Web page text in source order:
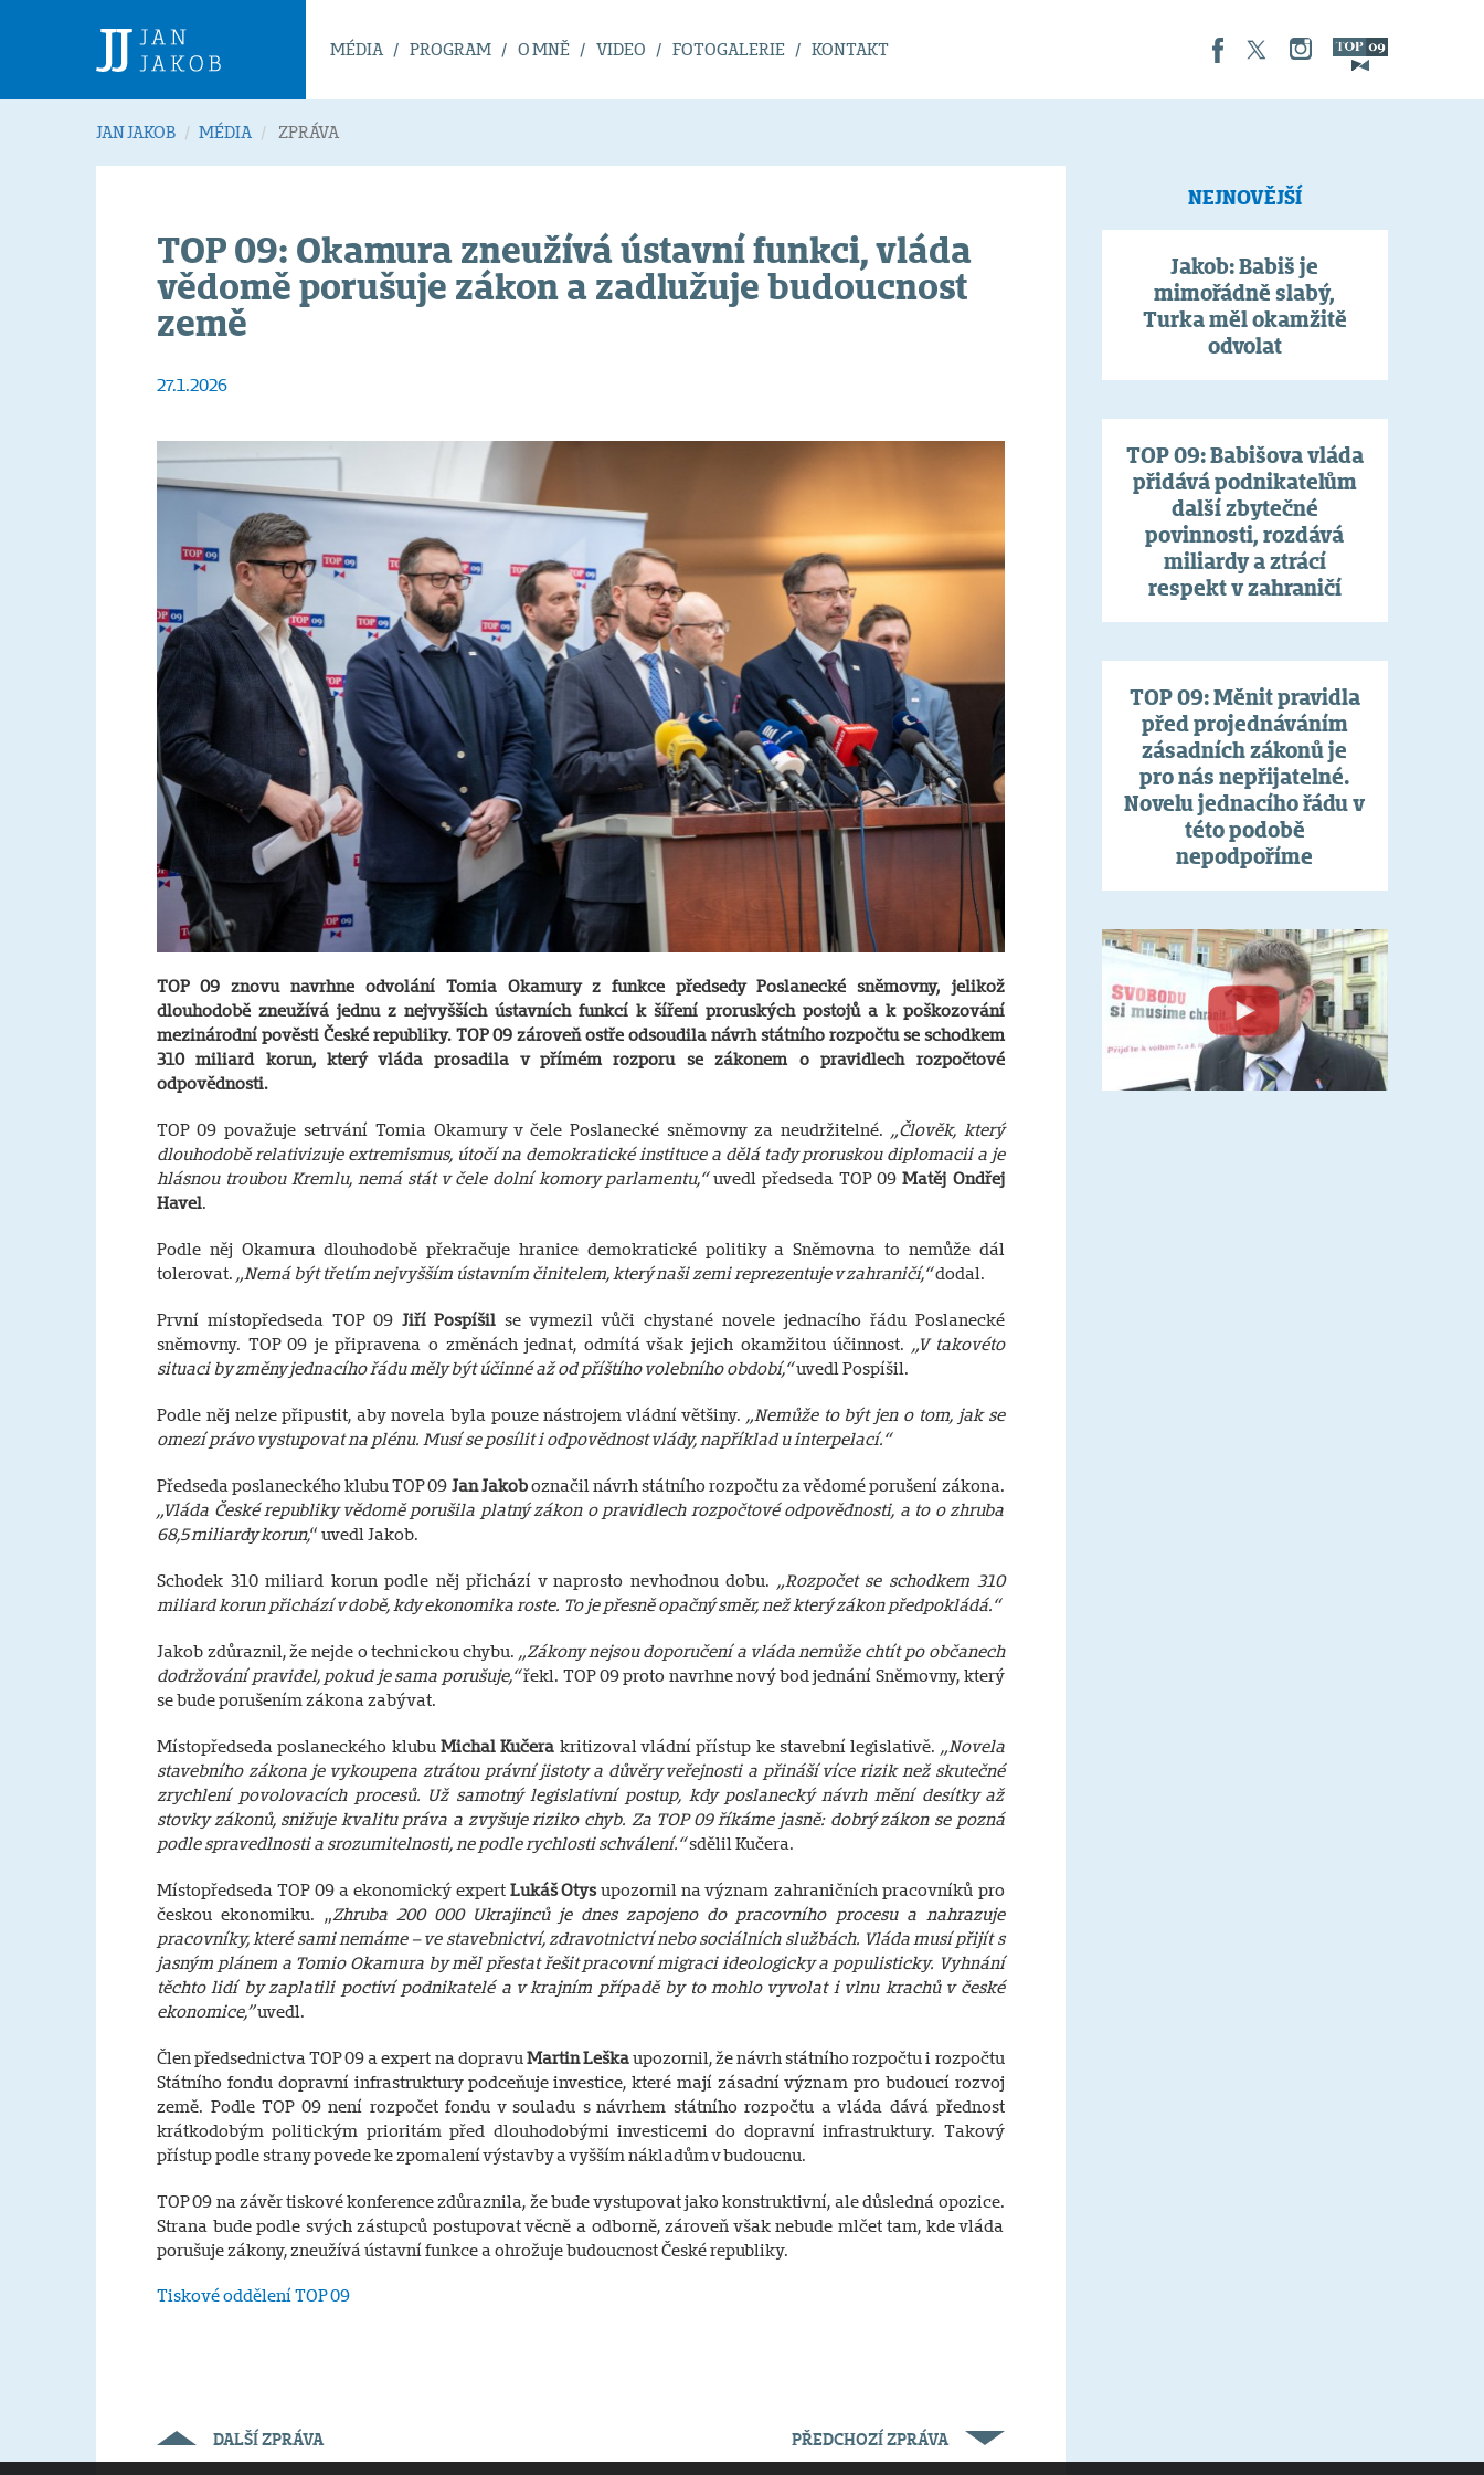
MÉDIA PROGRAM O MNĚ VIDEO FOTOGALERIE KONTAKT
JAN JAKOB MÉDIA ZPRÁVA
TOP 09: Okamura zneužívá ústavní funkci, vláda
vědomě porušuje zákon a zadlužuje budoucnost
země
27.1.2026
TOP 09 znovu navrhne odvolání Tomia Okamury z funkce předsedy Poslanecké sněmovny, jelikož
dlouhodobě zneužívá jednu z nejvyšších ústavních funkcí k šíření proruských postojů a k poškozování
mezinárodní pověsti České republiky. TOP 09 zároveň ostře odsoudila návrh státního rozpočtu se schodkem
310 miliard korun, který vláda prosadila v přímém rozporu se zákonem o pravidlech rozpočtové
odpovědnosti.
TOP 09 považuje setrvání Tomia Okamury v čele Poslanecké sněmovny za neudržitelné. „Člověk, který
dlouhodobě relativizuje extremismus, útočí na demokratické instituce a dělá tady proruskou diplomacii a je
hlásnou troubou Kremlu, nemá stát v čele dolní komory parlamentu,“uvedl předseda TOP 09Matěj Ondřej
Havel.
Podle něj Okamura dlouhodobě překračuje hranice demokratické politiky a Sněmovna to nemůže dál
tolerovat. „Nemá být třetím nejvyšším ústavním činitelem, který naši zemi reprezentuje v zahraničí,“dodal.
První místopředseda TOP 09 Jiří Pospíšil se vymezil vůči chystané novele jednacího řádu Poslanecké
sněmovny. TOP 09 je připravena o změnách jednat, odmítá však jejich okamžitou účinnost. „V takovéto
situaci by změny jednacího řádu měly být účinné až od příštího volebního období,“uvedl Pospíšil.
Podle něj nelze připustit, aby novela byla pouze nástrojem vládní většiny. „Nemůže to být jen o tom, jak se
omezí právo vystupovat na plénu. Musí se posílit i odpovědnost vlády, například u interpelací.“
Předseda poslaneckého klubu TOP 09 Jan Jakoboznačil návrh státního rozpočtu za vědomé porušení zákona.
„Vláda České republiky vědomě porušila platný zákon o pravidlech rozpočtové odpovědnosti, a to o zhruba
68,5 miliardy korun,“ uvedl Jakob.
Schodek 310 miliard korun podle něj přichází v naprosto nevhodnou dobu. „Rozpočet se schodkem 310
miliard korun přichází v době, kdy ekonomika roste. To je přesně opačný směr, než který zákon předpokládá.“
Jakob zdůraznil, že nejde o technickou chybu. „Zákony nejsou doporučení a vláda nemůže chtít po občanech
dodržování pravidel, pokud je sama porušuje,“řekl. TOP 09 proto navrhne nový bod jednání Sněmovny, který
se bude porušením zákona zabývat.
Místopředseda poslaneckého klubu Michal Kučera kritizoval vládní přístup ke stavební legislativě. „Novela
stavebního zákona je vykoupena ztrátou právní jistoty a důvěry veřejnosti a přináší více rizik než skutečné
zrychlení povolovacích procesů. Už samotný legislativní postup, kdy poslanecký návrh mění desítky až
stovky zákonů, snižuje kvalitu práva a zvyšuje riziko chyb. Za TOP 09 říkáme jasně: dobrý zákon se pozná
podle spravedlnosti a srozumitelnosti, ne podle rychlosti schválení.“sdělil Kučera.
Místopředseda TOP 09 a ekonomický expertLukáš Otysupozornil na význam zahraničních pracovníků pro
českou ekonomiku. „Zhruba 200 000 Ukrajinců je dnes zapojeno do pracovního procesu a nahrazuje
pracovníky, které sami nemáme – ve stavebnictví, zdravotnictví nebo sociálních službách. Vláda musí přijít s
jasným plánem a Tomio Okamura by měl přestat řešit pracovní migraci ideologicky a populisticky. Vyhnání
těchto lidí by zaplatili poctiví podnikatelé a v krajním případě by to mohlo vyvolat i vlnu krachů v české
ekonomice,”uvedl.
Člen předsednictva TOP 09 a expert na dopravu Martin Leškaupozornil, že návrh státního rozpočtu i rozpočtu
Státního fondu dopravní infrastruktury podceňuje investice, které mají zásadní význam pro budoucí rozvoj
země. Podle TOP 09 není rozpočet fondu v souladu s návrhem státního rozpočtu a vláda dává přednost
krátkodobým politickým prioritám před dlouhodobými investicemi do dopravní infrastruktury. Takový
přístup podle strany povede ke zpomalení výstavby a vyšším nákladům v budoucnu.
TOP 09 na závěr tiskové konference zdůraznila, že bude vystupovat jako konstruktivní, ale důsledná opozice.
Strana bude podle svých zástupců postupovat věcně a odborně, zároveň však nebude mlčet tam, kde vláda
porušuje zákony, zneužívá ústavní funkce a ohrožuje budoucnost České republiky.
Tiskové oddělení TOP 09
DALŠÍ ZPRÁVA PŘEDCHOZÍ ZPRÁVA
NEJNOVĚJŠÍ
Jakob: Babiš je
mimořádně slabý,
Turka měl okamžitě
odvolat
TOP 09: Babišova vláda
přidává podnikatelům
další zbytečné
povinnosti, rozdává
miliardy a ztrácí
respekt v zahraničí
TOP 09: Měnit pravidla
před projednáváním
zásadních zákonů je
pro nás nepřijatelné.
Novelu jednacího řádu v
této podobě
nepodpoříme